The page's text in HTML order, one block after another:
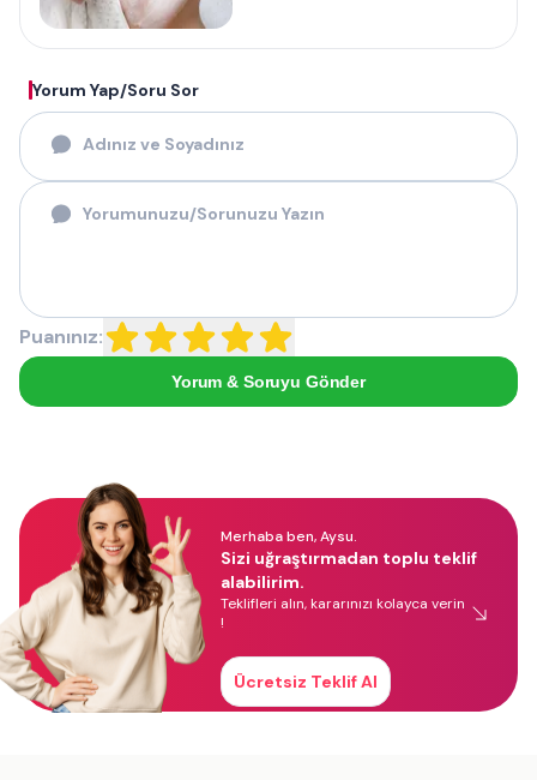
Yorum Yap/Soru Sor
Puanınız:
Yorum & Soruyu Gönder
Merhaba ben, Aysu.
Sizi uğraştırmadan toplu teklif
alabilirim.
Teklifleri alın, kararınızı kolayca verin
!
Ücretsiz Teklif Al